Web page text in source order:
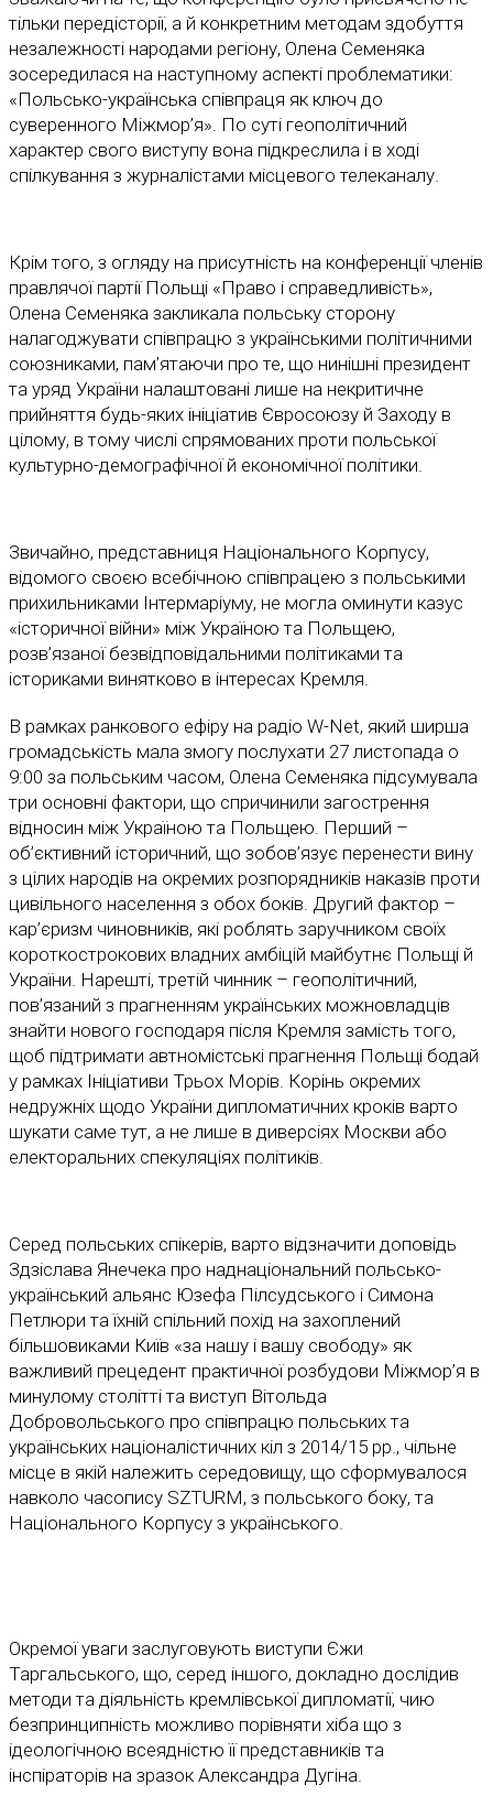
тільки передісторії, а й конкретним методам здобуття
незалежності народами регіону, Олена Семеняка
зосередилася на наступному аспекті проблематики:
«Польсько-українська співпраця як ключ до
суверенного Міжмор’я». По суті геополітичний
характер свого виступу вона підкреслила і в ході
спілкування з журналістами місцевого телеканалу.
Крім того, з огляду на присутність на конференції членів
правлячої партії Польщі «Право і справедливість»,
Олена Семеняка закликала польську сторону
налагоджувати співпрацю з українськими політичними
союзниками, пам’ятаючи про те, що нинішні президент
та уряд України налаштовані лише на некритичне
прийняття будь-яких ініціатив Євросоюзу й Заходу в
цілому, в тому числі спрямованих проти польської
культурно-демографічної й економічної політики.
Звичайно, представниця Національного Корпусу,
відомого своєю всебічною співпрацею з польськими
прихильниками Інтермаріуму, не могла оминути казус
«історичної війни» між Україною та Польщею,
розв’язаної безвідповідальними політиками та
істориками винятково в інтересах Кремля.
В рамках ранкового ефіру на радіо W-Net, який ширша
громадськість мала змогу послухати 27 листопада о
9:00 за польським часом, Олена Семеняка підсумувала
три основні фактори, що спричинили загострення
відносин між Україною та Польщею. Перший –
об’єктивний історичний, що зобов’язує перенести вину
з цілих народів на окремих розпорядників наказів проти
цивільного населення з обох боків. Другий фактор –
кар’єризм чиновників, які роблять заручником своїх
короткострокових владних амбіцій майбутнє Польщі й
України. Нарешті, третій чинник – геополітичний,
пов’язаний з прагненням українських можновладців
знайти нового господаря після Кремля замість того,
щоб підтримати автномістські прагнення Польщі бодай
у рамках Ініціативи Трьох Морів. Корінь окремих
недружніх щодо України дипломатичних кроків варто
шукати саме тут, а не лише в диверсіях Москви або
електоральних спекуляціях політиків.
Серед польських спікерів, варто відзначити доповідь
Здзіслава Янечека про наднаціональний польсько-
український альянс Юзефа Пілсудського і Симона
Петлюри та їхній спільний похід на захоплений
більшовиками Київ «за нашу і вашу свободу» як
важливий прецедент практичної розбудови Міжмор’я в
минулому столітті та виступ Вітольда
Добровольського про співпрацю польських та
українських націоналістичних кіл з 2014/15 рр., чільне
місце в якій належить середовищу, що сформувалося
навколо часопису SZTURM, з польського боку, та
Національного Корпусу з українського.
Окремої уваги заслуговують виступи Єжи
Таргальського, що, серед іншого, докладно дослідив
методи та діяльність кремлівської дипломатії, чию
безпринципність можливо порівняти хіба що з
ідеологічною всеядністю її представників та
інспіраторів на зразок Александра Дугіна.